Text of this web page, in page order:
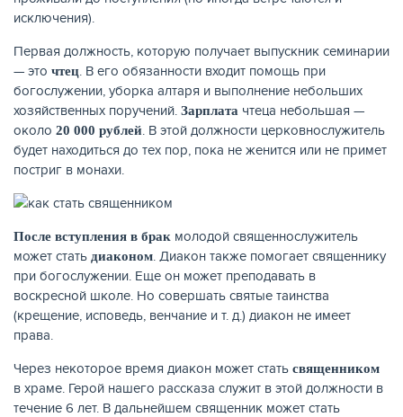
исключения).
Первая должность, которую получает выпускник семинарии
— это чтец. В его обязанности входит помощь при
богослужении, уборка алтаря и выполнение небольших
хозяйственных поручений. Зарплата чтеца небольшая —
около 20 000 рублей. В этой должности церковнослужитель
будет находиться до тех пор, пока не женится или не примет
постриг в монахи.
После вступления в брак молодой священнослужитель
может стать диаконом. Диакон также помогает священнику
при богослужении. Еще он может преподавать в
воскресной школе. Но совершать святые таинства
(крещение, исповедь, венчание и т. д.) диакон не имеет
права.
Через некоторое время диакон может стать священником
в храме. Герой нашего рассказа служит в этой должности в
течение 6 лет. В дальнейшем священник может стать